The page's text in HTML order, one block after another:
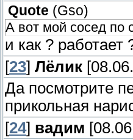
Quote (Gso)
А вот мой сосед по
и как ? работает
[23] Лёлик
Да посмотрите
прикольная
[24] вадим